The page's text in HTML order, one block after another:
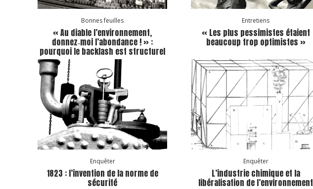
Bonnes feuilles
« Au diable l’environnement,
donnez‑moi l’abondance ! » :
pourquoi le backlash est structurel
Entretiens
« Les plus pessimistes étaient
beaucoup trop optimistes »
Enquêter
1823 : l’invention de la norme de
sécurité
Enquêter
L’industrie chimique et la
libéralisation de l’environnement